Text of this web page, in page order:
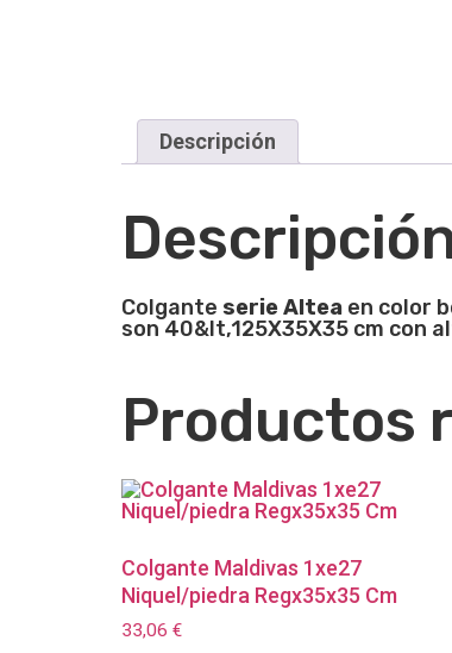
Descripción
Colgante serie Altea en color
son 40&lt,125X35X35 cm con
Productos
Colgante Maldivas 1xe27
Niquel/piedra Regx35x35 Cm
33,06 €